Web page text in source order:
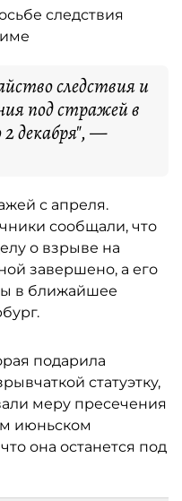
следствия
следствия и
под стражей в
декабря", —
с апреля.
сообщали, что
о взрыве на
завершено, а его
в ближайшее
подарила
статуэтку,
меру пресечения
июньском
что она останется под